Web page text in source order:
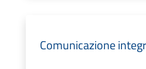
Comunicazione